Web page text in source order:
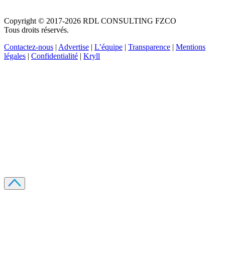
Copyright © 2017-2026 RDL CONSULTING FZCO
Tous droits réservés.
Contactez-nous | Advertise | L’équipe | Transparence | Mentions
légales | Confidentialité | Kryll